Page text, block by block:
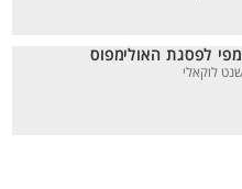
לפסגת האולימפוס